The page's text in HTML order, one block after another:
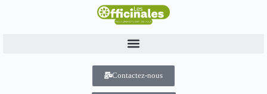
Contactez-nous